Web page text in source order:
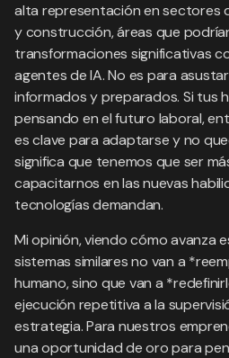
alta representación en sectores
y construcción, áreas que
transformaciones significativas
agentes de IA. No es para
informados y preparados. Si tus
pensando en el futuro laboral,
es clave para adaptarse y no
significa que tenemos que ser
capacitarnos en las nuevas
tecnologías demandan.
Mi opinión, viendo cómo avanza
sistemas similares no van a
humano, sino que van a
ejecución repetitiva a la
estrategia. Para nuestros
una oportunidad de oro para